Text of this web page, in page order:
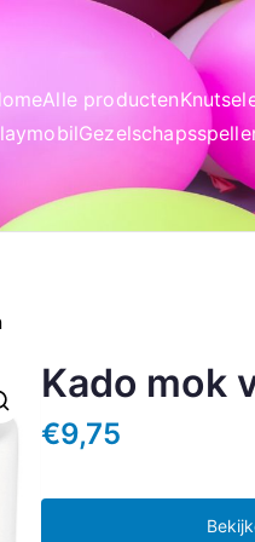
Alle producten
Kado mok
€9,75